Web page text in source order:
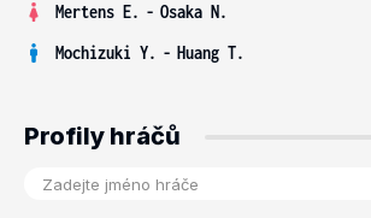
Mertens E. - Osaka N.
Mochizuki Y. - Huang T.
Profily hráčů